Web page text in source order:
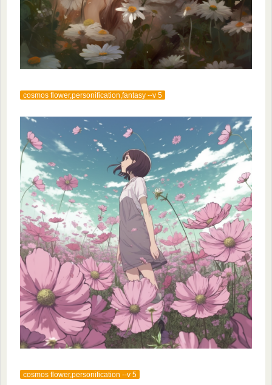
cosmos flower,personification,fantasy --v 5
cosmos flower,personification --v 5